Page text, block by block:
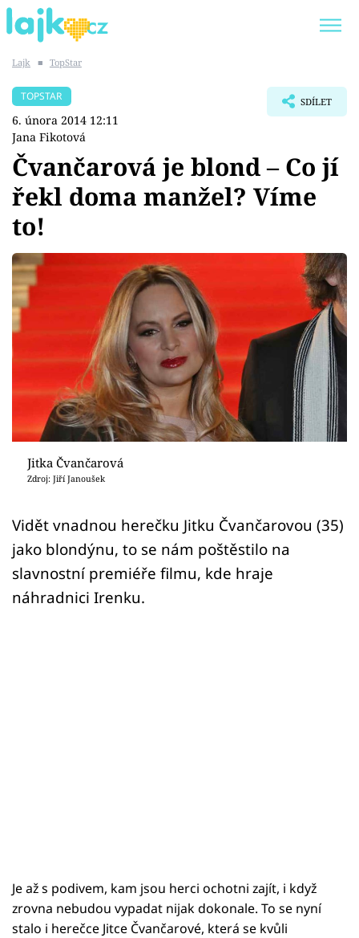
SHOPAHOLICADEL
Témata
Showbyznys
Youtubeři
Sex a vztahy
Videa
Sledujte prima+
Přihlášení
Sledujte nás
Lajk ■ TopStar
TOPSTAR
6. února 2014 12:11
Jana Fikotová
SDÍLET
Čvančarová je blond – Co jí
řekl doma manžel? Víme
to!
Jitka Čvančarová
Zdroj: Jiří Janoušek
Vidět vnadnou herečku Jitku Čvančarovou (35)
jako blondýnu, to se nám poštěstilo na
slavnostní premiéře filmu, kde hraje
náhradnici Irenku.
Je až s podivem, kam jsou herci ochotni zajít, i když
zrovna nebudou vypadat nijak dokonale. To se nyní
stalo i herečce Jitce Čvančarové, která se kvůli